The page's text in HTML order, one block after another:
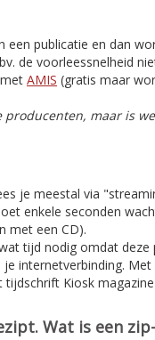
publicatie en dan
de voorleessnelheid
AMIS (gratis maar
maar is
je meestal via
enkele seconden
met een CD).
tijd nodig omdat
internetverbinding. Met
Kiosk
Wat is een